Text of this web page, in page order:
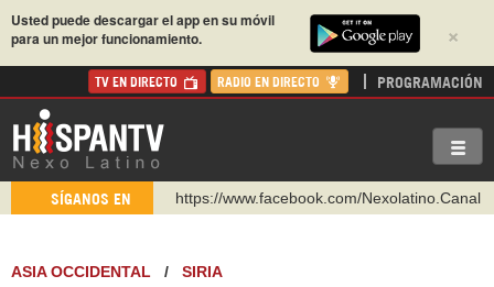
×
Usted puede descargar el app en su móvil
para un mejor funcionamiento.
TV EN DIRECTO RADIO EN DIRECTO PROGRAMACIÓN
SÍGANOS EN
https://www.facebook.com/Nexolatino.Canal
http://twitter.com/nexo_latino
ASIA OCCIDENTAL / SIRIA